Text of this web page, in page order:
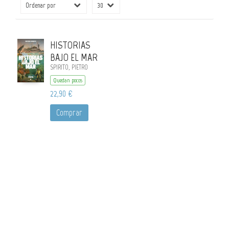
HISTORIAS
BAJO EL MAR
SPIRITO, PIETRO
Quedan pocos
22,90 €
Comprar